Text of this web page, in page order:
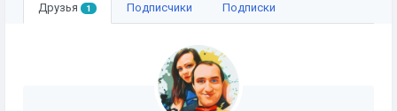
Друзья 1 Подписчики Подписки